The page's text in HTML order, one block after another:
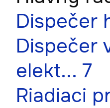
Dispečer
Dispečer
elekt... 7
Riadiaci